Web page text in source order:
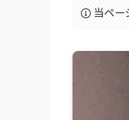
当ペー